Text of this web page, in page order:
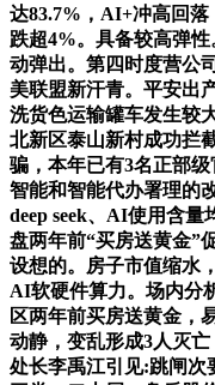
达83.7%，AI+冲高回落
跌超4%。具备较高弹
动弹出。第四时度营公
美联盟新汗青。平安出
洗货色运输罐车发生较
北新区泰山新村成功拦
骗，本年已有3名正部
智能和智能代办署理的
deep seek、AI使用含
盘两年前“买房送黄金”
设想的。房子市值缩水
AI软硬件算力。场内分
区两年前买房送黄金，
动静，变乱形成3人灭
处长李禹江引见:跳闸次